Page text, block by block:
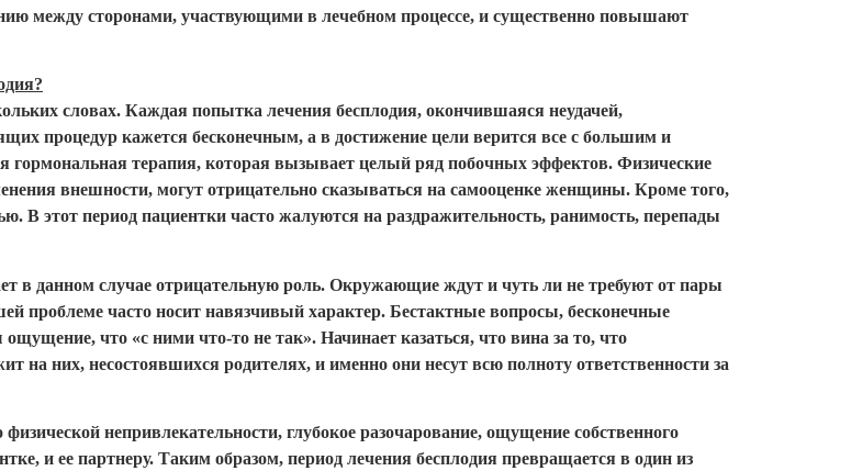
между сторонами, участвующими в лечебном процессе, и существенно повышают
словах. Каждая попытка лечения бесплодия, окончившаяся неудачей,
процедур кажется бесконечным, а в достижение цели верится все с большим и
гормональная терапия, которая вызывает целый ряд побочных эффектов. Физические
внешности, могут отрицательно сказываться на самооценке женщины. Кроме того,
В этот период пациентки часто жалуются на раздражительность, ранимость, перепады
в данном случае отрицательную роль. Окружающие ждут и чуть ли не требуют от пары
проблеме часто носит навязчивый характер. Бестактные вопросы, бесконечные
что «с ними что-то не так». Начинает казаться, что вина за то, что
на них, несостоявшихся родителях, и именно они несут всю полноту ответственности за
непривлекательности, глубокое разочарование, ощущение собственного
и ее партнеру. Таким образом, период лечения бесплодия превращается в один из